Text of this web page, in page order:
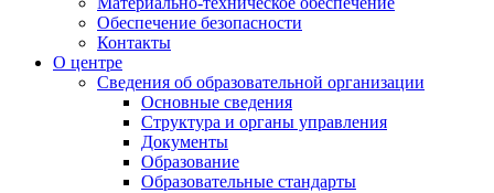
Обеспечение безопасности
Контакты
О центре
Сведения об образовательной организации
Основные сведения
Структура и органы управления
Документы
Образование
Образовательные стандарты